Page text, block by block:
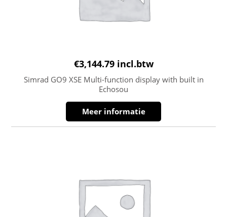
€3,144.79 incl.btw
Simrad GO9 XSE Multi-function display with built in
Echosou
Meer informatie